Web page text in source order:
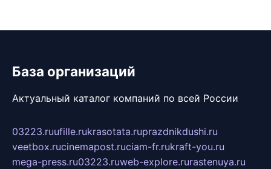
База организаций
Актуальный каталог компаний по всей России
03223.ruufille.rukrasotata.ruprazdnikdushi.ru
veetbox.rucinemapost.ruciam-fr.rukraft-you.ru
mega-press.ru03223.ruweb-explore.rurastenuya.ru